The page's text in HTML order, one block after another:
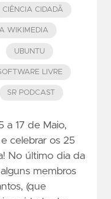
CIÊNCIA CIDADÃ
WIKIMEDIA
UBUNTU
LIVRE
SR PODCAST
a 17 de Maio,
celebrar os 25
No último dia da
membros
(que